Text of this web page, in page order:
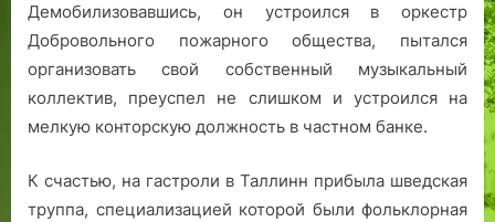
Демобилизовавшись, он устроился в оркестр
Добровольного пожарного общества, пытался
организовать свой собственный музыкальный
коллектив, преуспел не слишком и устроился на
мелкую конторскую должность в частном банке.
К счастью, на гастроли в Таллинн прибыла шведская
труппа, специализацией которой были фольклорная